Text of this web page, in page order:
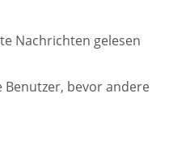
Nachrichten gelesen
Benutzer, bevor andere